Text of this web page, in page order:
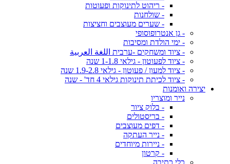
- ריהוט לתינוקות ופעוטות
- שולחנות
- שערים מעוצבים וחציצות
- גן אנטרופוסופי
- ימי הולדת ומסיבות
- ציוד ומשחקים -ערבית اللغة العربية
- ציוד לפעוטון - גילאי 1-1.8 שנה
- ציוד למעון / פעוטון - גילאי 1.9-2.8 שנה
- ציוד לכיתת תינוקות גילאי 4 חד' - שנה
יצירה ואומנות
נייר ומוצריו
- בלוק ציור
- בריסטולים
- דפים מעוצבים
- נייר העתקה
- ניירות מיוחדים
- קרטון
כלי כתיבה